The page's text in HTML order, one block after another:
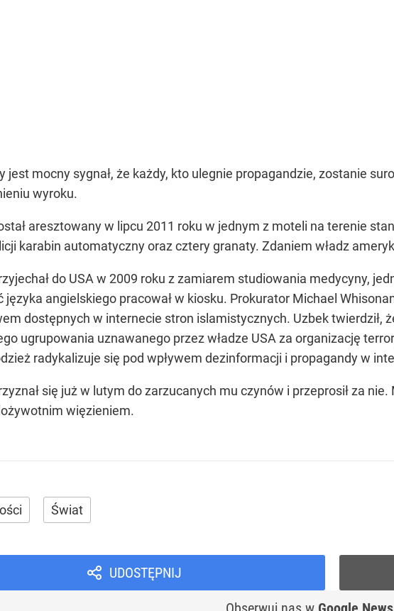
jest mocny sygnał, że każdy, kto ulegnie propagandzie, zostanie
wyroku.
aresztowany w lipcu 2011 roku w jednym z moteli na terenie
karabin automatyczny oraz cztery granaty. Zdaniem władz
do USA w 2009 roku z zamiarem studiowania medycyny,
języka angielskiego pracował w kiosku. Prokurator Michael
dostępnych w internecie stron islamistycznych. Uzbek twierdził,
ugrupowania uznawanego przez władze USA za organizację
radykalizuje się pod wpływem dezinformacji i propagandy w
się już w lutym do zarzucanych mu czynów i przeprosił za
więzieniem.
Świat
UDOSTĘPNIJ